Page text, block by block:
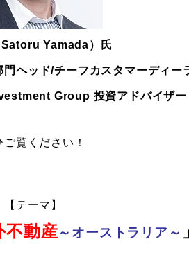
Satoru Yamada）氏
ヘッド/チーフカスタマーディー
Group 投資アドバイザー
ご覧ください！
【テーマ】
不動産～オーストラリア～